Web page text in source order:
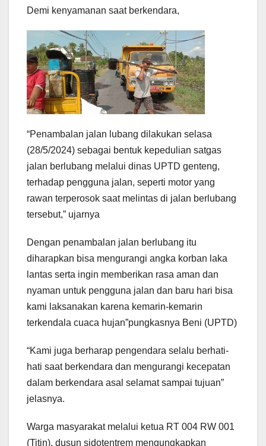
Demi kenyamanan saat berkendara,
“Penambalan jalan lubang dilakukan selasa
(28/5/2024) sebagai bentuk kepedulian satgas
jalan berlubang melalui dinas UPTD genteng,
terhadap pengguna jalan, seperti motor yang
rawan terperosok saat melintas di jalan berlubang
tersebut,” ujarnya
Dengan penambalan jalan berlubang itu
diharapkan bisa mengurangi angka korban laka
lantas serta ingin memberikan rasa aman dan
nyaman untuk pengguna jalan dan baru hari bisa
kami laksanakan karena kemarin-kemarin
terkendala cuaca hujan”pungkasnya Beni (UPTD)
“Kami juga berharap pengendara selalu berhati-
hati saat berkendara dan mengurangi kecepatan
dalam berkendara asal selamat sampai tujuan”
jelasnya.
Warga masyarakat melalui ketua RT 004 RW 001
(Titin), dusun sidotentrem mengungkapkan